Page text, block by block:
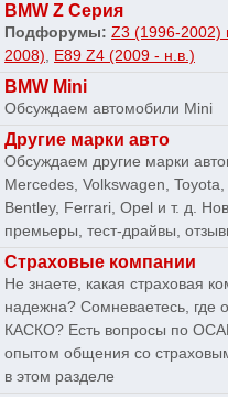
BMW Z Серия
Подфорумы: Z3 (1996-2002)
2008), E89 Z4 (2009 - н.в.)
BMW Mini
Обсуждаем автомобили Mini
Другие марки авто
Обсуждаем другие марки
Mercedes, Volkswagen,
Bentley, Ferrari, Opel и т. д.
премьеры, тест-драйвы,
Страховые компании
Не знаете, какая страховая
надежна? Сомневаетесь, где
КАСКО? Есть вопросы по
опытом общения со
в этом разделе